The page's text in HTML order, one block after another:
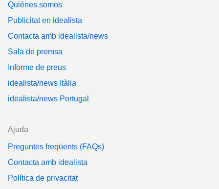
Quiénes somos
Publicitat en idealista
Contacta amb idealista/news
Sala de premsa
Informe de preus
idealista/news Itàlia
idealista/news Portugal
Ajuda
Preguntes freqüents (FAQs)
Contacta amb idealista
Política de privacitat